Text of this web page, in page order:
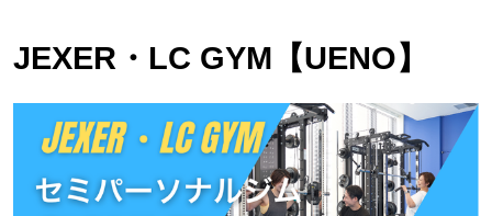
JEXER・LC GYM【UENO】